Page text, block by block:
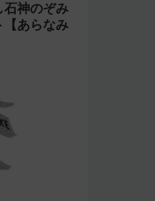
石神のぞみ
あらなみ